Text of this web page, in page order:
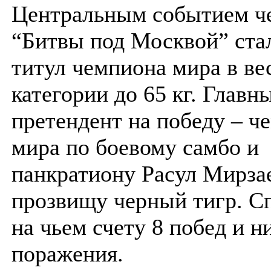
Центральным событием
“Битвы под Москвой”
титул чемпиона мира в
категории до 65 кг.
претендент на победу –
мира по боевому самбо и
панкратиону Расул
прозвищу черный тигр.
на чьем счету 8 побед и
поражения.